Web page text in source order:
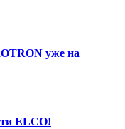
уже на
ELCO!